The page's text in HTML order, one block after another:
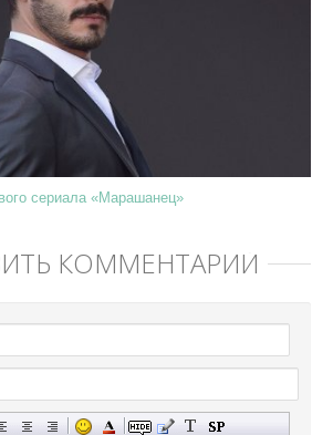
сериала «Марашанец»
КОММЕНТАРИЙ